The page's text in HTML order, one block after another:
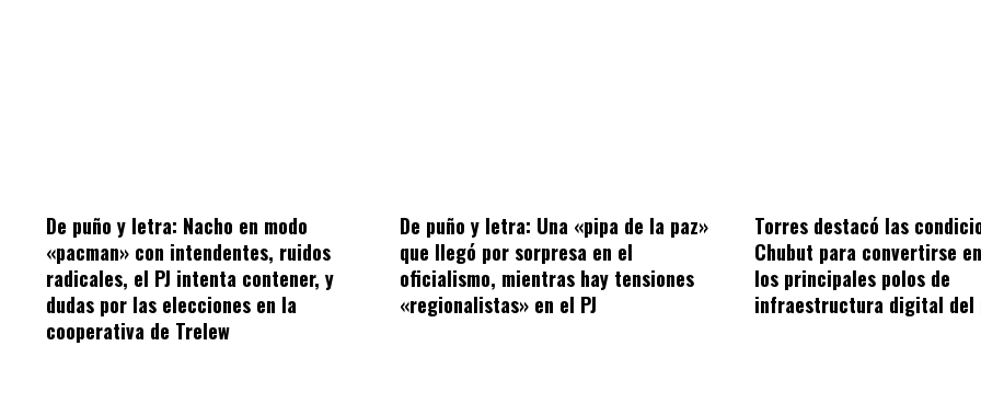
De puño y letra: Nacho en modo
«pacman» con intendentes, ruidos
radicales, el PJ intenta contener, y
dudas por las elecciones en la
cooperativa de Trelew
De puño y letra: Una «pipa de la paz»
que llegó por sorpresa en el
oficialismo, mientras hay tensiones
«regionalistas» en el PJ
Torres destacó las
Chubut para convertirse
los principales polos de
infraestructura digital del